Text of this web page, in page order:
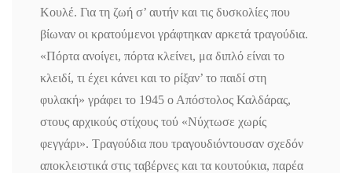
Κουλέ. Για τη ζωή σ’ αυτήν και τις δυσκολίες που
βίωναν οι κρατούμενοι γράφτηκαν αρκετά τραγούδια.
«Πόρτα ανοίγει, πόρτα κλείνει, μα διπλό είναι το
κλειδί, τι έχει κάνει και το ρίξαν’ το παιδί στη
φυλακή» γράφει το 1945 ο Απόστολος Καλδάρας,
στους αρχικούς στίχους τού «Νύχτωσε χωρίς
φεγγάρι». Τραγούδια που τραγουδιόντουσαν σχεδόν
αποκλειστικά στις ταβέρνες και τα κουτούκια, παρέα